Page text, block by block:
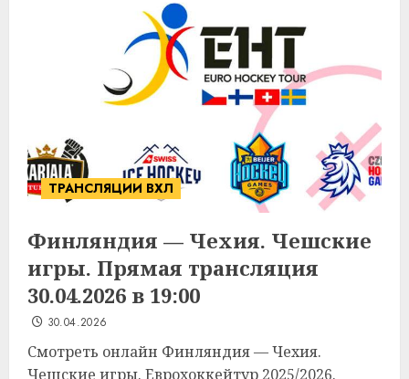
ТРАНСЛЯЦИИ ВХЛ
Финляндия — Чехия. Чешские
игры. Прямая трансляция
30.04.2026 в 19:00
30.04.2026
Смотреть онлайн Финляндия — Чехия.
Чешские игры. Еврохоккейтур 2025/2026.